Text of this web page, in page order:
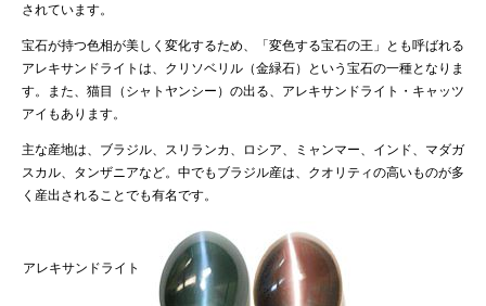
されています。
宝石が持つ色相が美しく変化するため、「変色する宝石の王」とも呼ばれる
アレキサンドライトは、クリソベリル（金緑石）という宝石の一種となりま
す。また、猫目（シャトヤンシー）の出る、アレキサンドライト・キャッツ
アイもあります。
主な産地は、ブラジル、スリランカ、ロシア、ミャンマー、インド、マダガ
スカル、タンザニアなど。中でもブラジル産は、クオリティの高いものが多
く産出されることでも有名です。
アレキサンドライト